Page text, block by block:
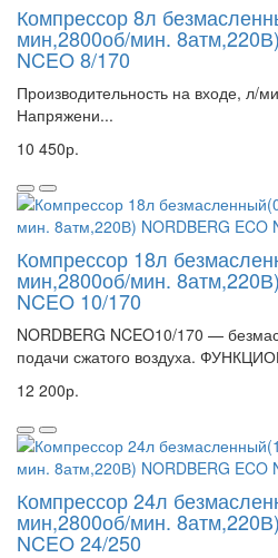
Компрессор 8л
мин,2800об/мин.
NCEO 8/170
Производительность на входе, л/
Напряжени...
10 450р.
Компрессор 18л
мин,2800об/мин.
NCEO 10/170
NORDBERG NCEO10/170 —
подачи сжатого воздуха.
12 200р.
Компрессор 24л
мин,2800об/мин.
NCEO 24/250